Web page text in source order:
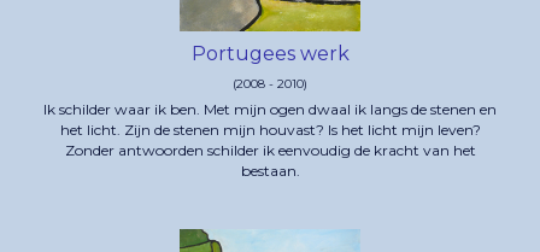
Portugees werk
(2008 - 2010)
Ik schilder waar ik ben. Met mijn ogen dwaal ik langs de stenen en
het licht. Zijn de stenen mijn houvast? Is het licht mijn leven?
Zonder antwoorden schilder ik eenvoudig de kracht van het
bestaan.